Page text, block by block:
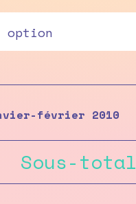
€5,00
février 2010
Sous-total